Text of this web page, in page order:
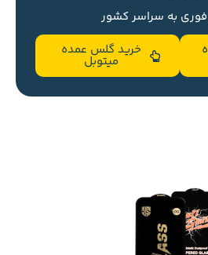
فوری به سراسر کشور
خرید گلس عمده
میتوبل